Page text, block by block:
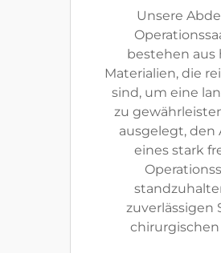
Unsere
bestehen
Materialien, die
sind, um eine
zu
ausgelegt, den
eines stark
zuverlässigen